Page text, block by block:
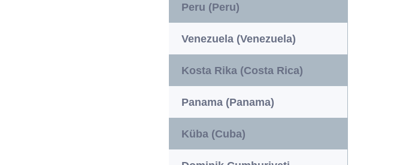
Peru (Peru)
Venezuela (Venezuela)
Kosta Rika (Costa Rica)
Panama (Panama)
Küba (Cuba)